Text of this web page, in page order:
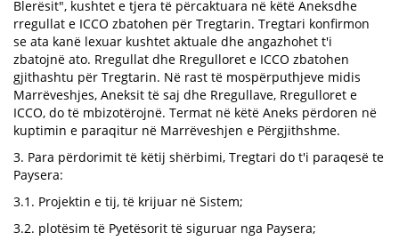
Blerësit", kushtet e tjera të përcaktuara në këtë Aneksdhe
rregullat e ICCO zbatohen për Tregtarin. Tregtari konfirmon
se ata kanë lexuar kushtet aktuale dhe angazhohet t'i
zbatojnë ato. Rregullat dhe Rregulloret e ICCO zbatohen
gjithashtu për Tregtarin. Në rast të mospërputhjeve midis
Marrëveshjes, Aneksit të saj dhe Rregullave, Rregulloret e
ICCO, do të mbizotërojnë. Termat në këtë Aneks përdoren në
kuptimin e paraqitur në Marrëveshjen e Përgjithshme.
3. Para përdorimit të këtij shërbimi, Tregtari do t'i paraqesë te
Paysera:
3.1. Projektin e tij, të krijuar në Sistem;
3.2. plotësim të Pyetësorit të siguruar nga Paysera;